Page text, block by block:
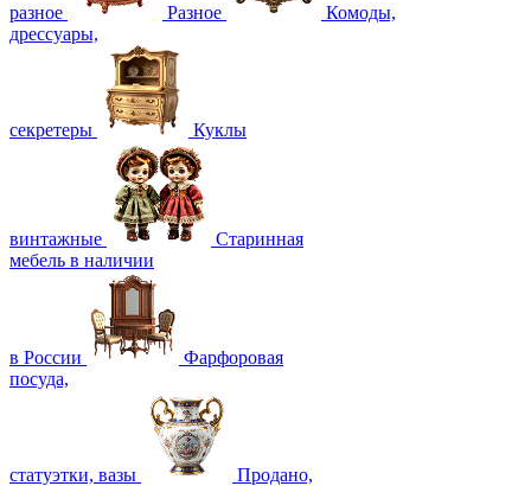
разное Разное
Комоды,
дрессуары,
секретеры Куклы
винтажные
Старинная
мебель в наличии
в России
Фарфоровая
посуда,
статуэтки, вазы Продано,